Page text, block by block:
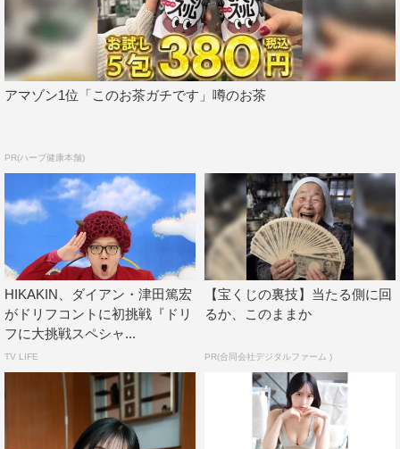
アマゾン1位「このお茶ガチです」噂のお茶
PR(ハーブ健康本舗)
HIKAKIN、ダイアン・津田篤宏
がドリフコントに初挑戦『ドリ
フに大挑戦スペシャ...
TV LIFE
【宝くじの裏技】当たる側に回
るか、このままか
PR(合同会社デジタルファーム )